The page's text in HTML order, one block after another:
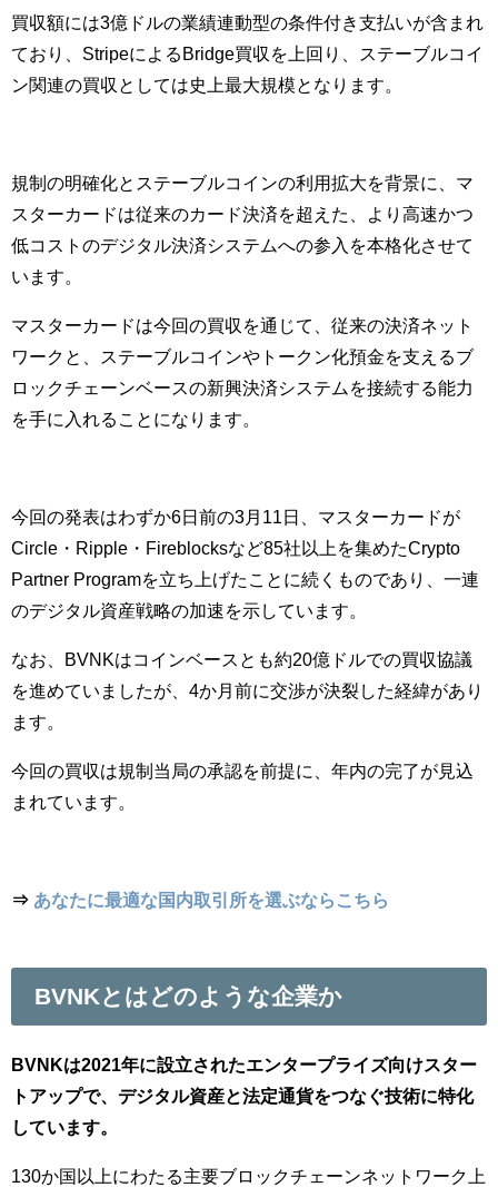
買収額には3億ドルの業績連動型の条件付き支払いが含まれ
ており、StripeによるBridge買収を上回り、ステーブルコイ
ン関連の買収としては史上最大規模となります。
規制の明確化とステーブルコインの利用拡大を背景に、マ
スターカードは従来のカード決済を超えた、より高速かつ
低コストのデジタル決済システムへの参入を本格化させて
います。
マスターカードは今回の買収を通じて、従来の決済ネット
ワークと、ステーブルコインやトークン化預金を支えるブ
ロックチェーンベースの新興決済システムを接続する能力
を手に入れることになります。
今回の発表はわずか6日前の3月11日、マスターカードが
Circle・Ripple・Fireblocksなど85社以上を集めたCrypto
Partner Programを立ち上げたことに続くものであり、一連
のデジタル資産戦略の加速を示しています。
なお、BVNKはコインベースとも約20億ドルでの買収協議
を進めていましたが、4か月前に交渉が決裂した経緯があり
ます。
今回の買収は規制当局の承認を前提に、年内の完了が見込
まれています。
⇒ あなたに最適な国内取引所を選ぶならこちら
BVNKとはどのような企業か
BVNKは2021年に設立されたエンタープライズ向けスター
トアップで、デジタル資産と法定通貨をつなぐ技術に特化
しています。
130か国以上にわたる主要ブロックチェーンネットワーク上